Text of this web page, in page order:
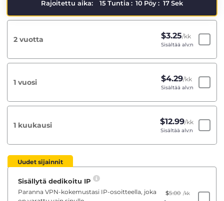
Rajoitettu aika: 15Tuntia : 10 Pöy: 17Sek
2 vuotta $3.25/kk
Sisältää alv:n
1 vuosi $4.29/kk
Sisältää alv:n
1 kuukausi $12.99/kk
Sisältää alv:n
Uudet sijainnit
Sisällytä dedikoitu IP
Paranna VPN-kokemustasi IP-osoitteella, joka
$5.00 /kk